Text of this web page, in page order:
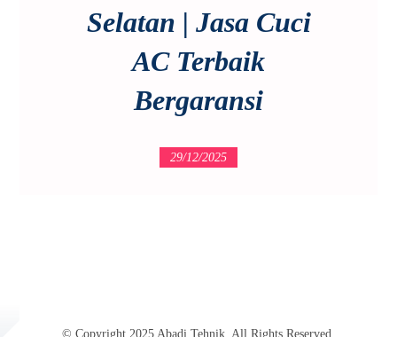
Selatan | Jasa Cuci
AC Terbaik
Bergaransi
29/12/2025
© Copyright 2025 Abadi Tehnik. All Rights Reserved.